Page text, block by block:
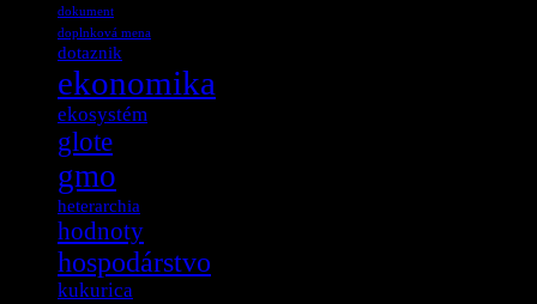
dokument
doplnková mena
dotaznik
ekonomika
ekosystém
glote
gmo
heterarchia
hodnoty
hospodárstvo
kukurica